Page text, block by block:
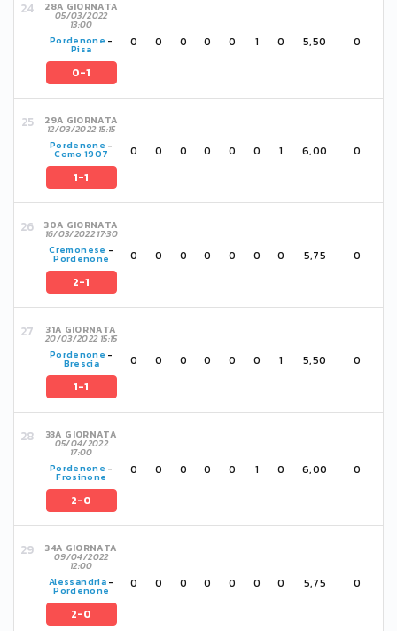
28A GIORNATA
05/03/2022
13:00
Pordenone -
Pisa
0-1
0 0 0 0 0 1 0 5,50 0
29A GIORNATA
12/03/2022 15:15
Pordenone -
Como 1907
1-1
0 0 0 0 0 0 1 6,00 0
30A GIORNATA
16/03/2022 17:30
Cremonese -
Pordenone
2-1
0 0 0 0 0 0 0 5,75 0
31A GIORNATA
20/03/2022 15:15
Pordenone -
Brescia
1-1
0 0 0 0 0 0 1 5,50 0
33A GIORNATA
05/04/2022
17:00
Pordenone -
Frosinone
2-0
0 0 0 0 0 1 0 6,00 0
34A GIORNATA
09/04/2022
12:00
Alessandria-
Pordenone
2-0
0 0 0 0 0 0 0 5,75 0